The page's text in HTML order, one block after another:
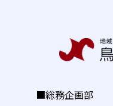
■総務企画部